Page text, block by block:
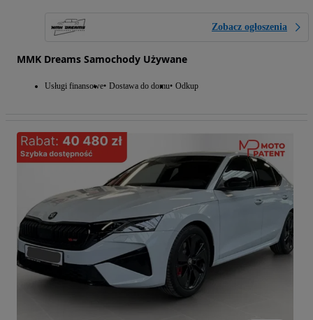
Zobacz ogłoszenia
MMK Dreams Samochody Używane
Usługi finansowe Dostawa do domu Odkup